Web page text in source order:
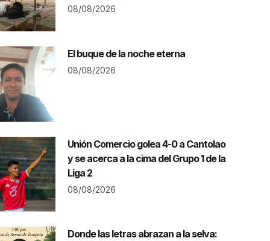
08/08/2026
El buque de la noche eterna
08/08/2026
Unión Comercio golea 4-0 a Cantolao
y se acerca a la cima del Grupo 1 de la
Liga 2
08/08/2026
Donde las letras abrazan a la selva: